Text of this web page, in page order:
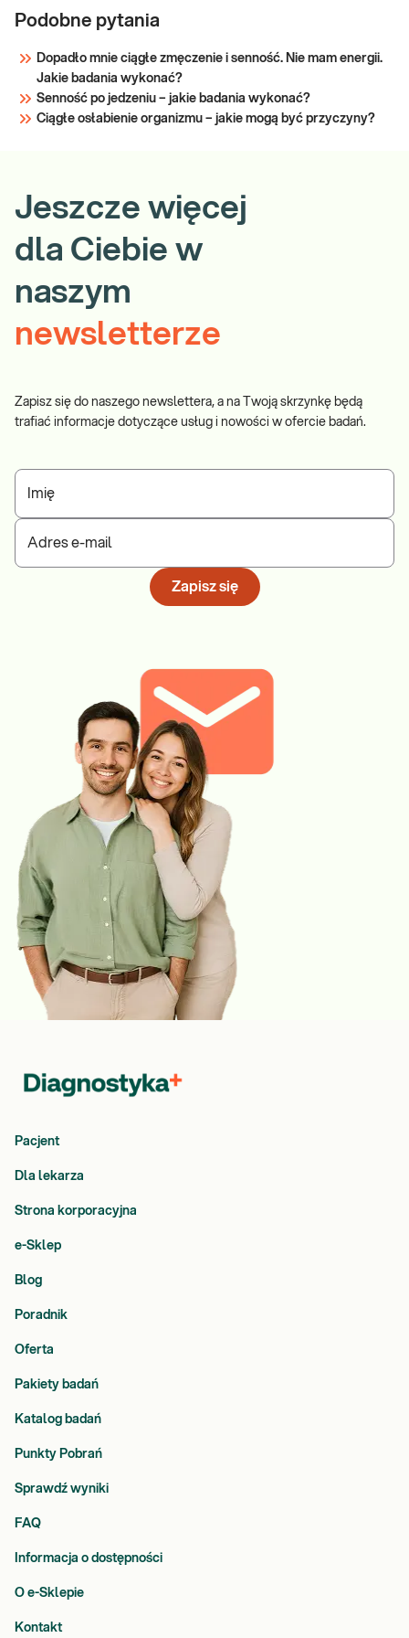
Podobne pytania
Dopadło mnie ciągłe zmęczenie i senność. Nie mam energii.
Jakie badania wykonać?
Senność po jedzeniu – jakie badania wykonać?
Ciągłe osłabienie organizmu – jakie mogą być przyczyny?
Jeszcze więcej
dla Ciebie w
naszym
newsletterze
Zapisz się do naszego newslettera, a na Twoją skrzynkę będą
trafiać informacje dotyczące usług i nowości w ofercie badań.
Imię
Adres e-mail
Zapisz się
Pacjent
Dla lekarza
Strona korporacyjna
e-Sklep
Blog
Poradnik
Oferta
Pakiety badań
Katalog badań
Punkty Pobrań
Sprawdź wyniki
FAQ
Informacja o dostępności
O e-Sklepie
Kontakt